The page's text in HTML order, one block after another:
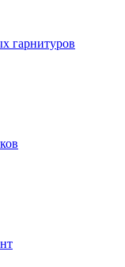
гарнитуров